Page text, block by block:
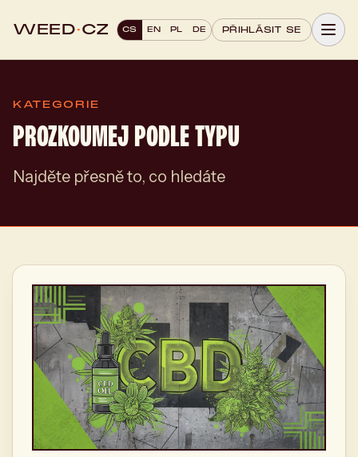
WEED·CZ CS EN PL DE PŘIHLÁSIT SE
KATEGORIE
PROZKOUMEJ PODLE TYPU
Najděte přesně to, co hledáte